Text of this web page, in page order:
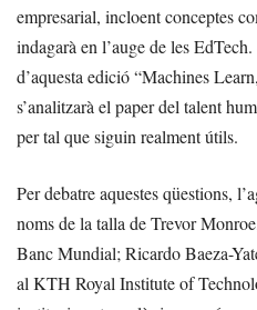
empresarial, incloent conceptes
indagarà en l’auge de les
d’aquesta edició “Machines
s’analitzarà el paper del talent
per tal que siguin realment útils.
Per debatre aquestes qüestions,
noms de la talla de Trevor
Banc Mundial; Ricardo Baeza-
al KTH Royal Institute of